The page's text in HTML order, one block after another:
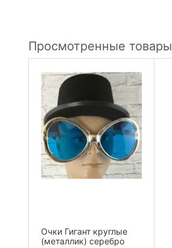
Просмотренные товары
Очки Гигант круглые
(металлик) серебро